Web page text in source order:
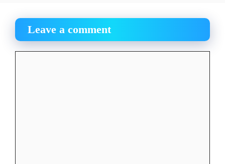
Leave a comment